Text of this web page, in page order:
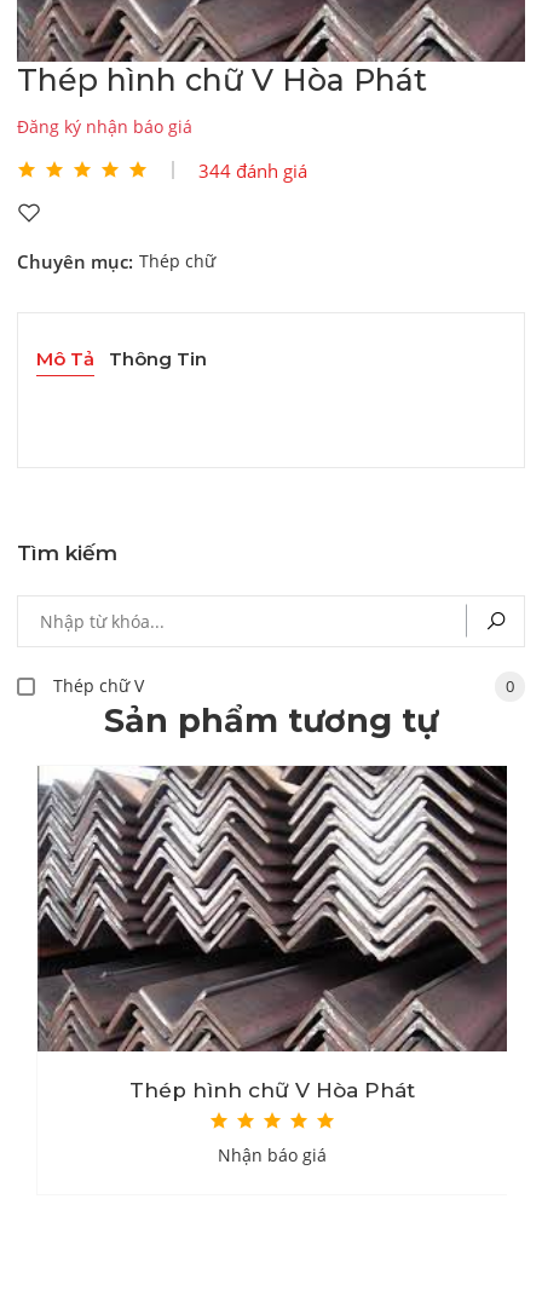
Thép hình chữ V Hòa Phát
Đăng ký nhận báo giá
344 đánh giá
Chuyên mục: Thép chữ
Mô Tả Thông Tin
Tìm kiếm
Thép chữ V 0
Sản phẩm tương tự
Thép hình chữ V Hòa Phát
Nhận báo giá